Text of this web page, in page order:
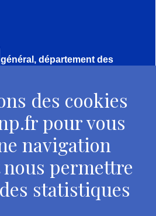
département des
des cookies
pour vous
navigation
permettre
statistiques